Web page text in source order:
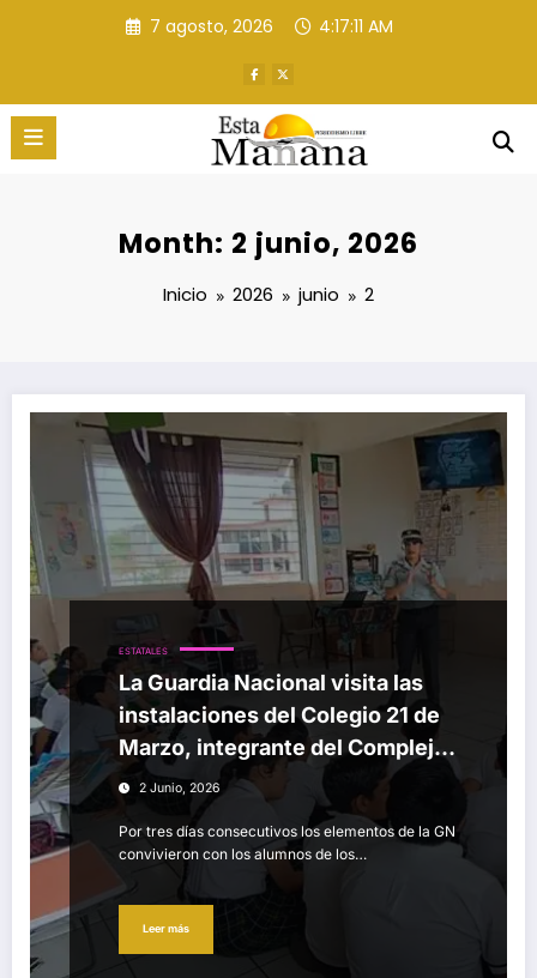
7 agosto, 2026 4:17:11 AM
Month: 2 junio, 2026
Inicio 2026 junio 2
ESTATALES
La Guardia Nacional visita las
instalaciones del Colegio 21 de
Marzo, integrante del Complejo
Educativo CESEEO.
2 Junio, 2026
Por tres días consecutivos los elementos de la GN
convivieron con los alumnos de los…
Leer más